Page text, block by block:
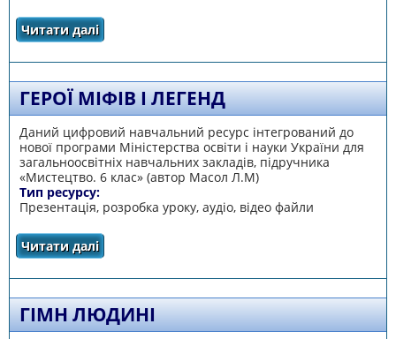
Читати далі
ГЕРОЇ МІФІВ І ЛЕГЕНД
Даний цифровий навчальний ресурс інтегрований до
нової програми Міністерства освіти і науки України для
загальноосвітніх навчальних закладів, підручника
«Мистецтво. 6 клас» (автор Масол Л.М)
Тип ресурсу:
Презентація, розробка уроку, аудіо, відео файли
Читати даліпро Герої міфів і легенд
ГІМН ЛЮДИНІ